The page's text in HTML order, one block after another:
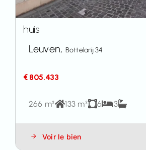
huis
Leuven, Bottelarij 34
€ 805.433
266 m² 133 m² 6 3
Voir le bien